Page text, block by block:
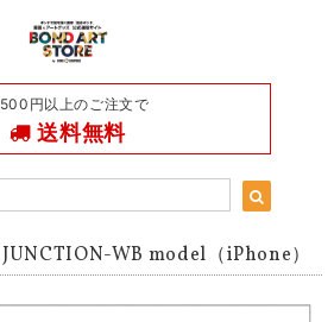
円以上のご注文で
送料無料
JUNCTION-WB model（iPhone）